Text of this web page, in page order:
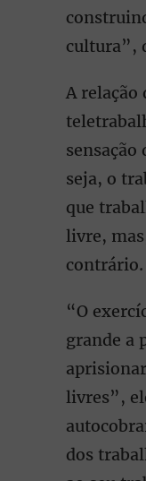
cultura”,
A relação
sensação
seja, o
que
livre,
contrário.
“O
grande a
livres”,
dos